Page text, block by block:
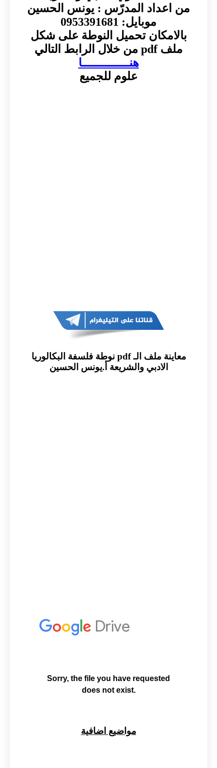
من اعداد المدرّس : يونس الحسين
موبايل: 0953391681
بالامكان تحميل النوطة على شكل
ملف pdf من خلال الرابط التالي
هنــــــــــــــا
علوم للجميع
معاينة ملف الـ pdf نوطة فلسفة البكالوريا
الادبي والشريعة أ.يونس الحسين
مواضيع اضافية